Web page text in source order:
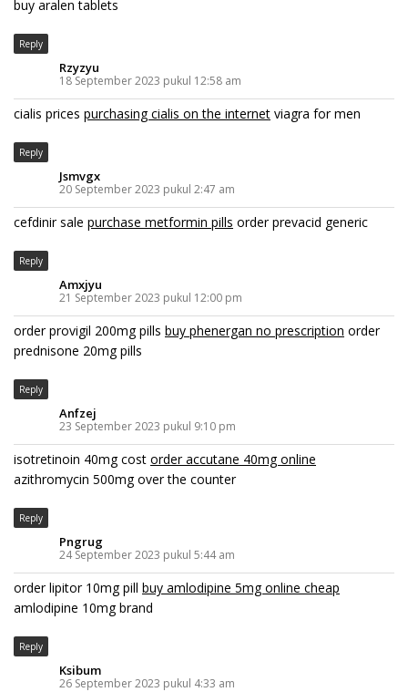
buy aralen tablets
Reply
Rzyzyu
18 September 2023 pukul 12:58 am
cialis prices purchasing cialis on the internet viagra for men
Reply
Jsmvgx
20 September 2023 pukul 2:47 am
cefdinir sale purchase metformin pills order prevacid generic
Reply
Amxjyu
21 September 2023 pukul 12:00 pm
order provigil 200mg pills buy phenergan no prescription order
prednisone 20mg pills
Reply
Anfzej
23 September 2023 pukul 9:10 pm
isotretinoin 40mg cost order accutane 40mg online
azithromycin 500mg over the counter
Reply
Pngrug
24 September 2023 pukul 5:44 am
order lipitor 10mg pill buy amlodipine 5mg online cheap
amlodipine 10mg brand
Reply
Ksibum
26 September 2023 pukul 4:33 am